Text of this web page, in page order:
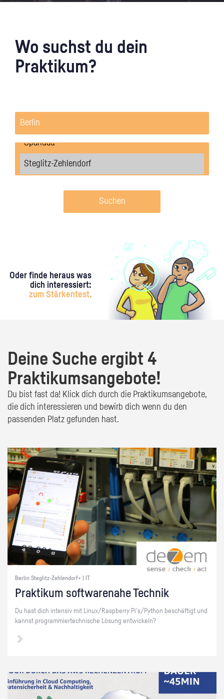
Wo suchst du dein
Praktikum?
Suchen
Oder finde heraus was
dich interessiert:
zum Stärkentest.
Deine Suche ergibt 4
Praktikumsangebote!
Du bist fast da! Klick dich durch die Praktikumsangebote,
die dich interessieren und bewirb dich wenn du den
passenden Platz gefunden hast.
Berlin Steglitz-Zehlendorf+ | IT
Prak­ti­kum soft­ware­na­he Tech­nik
Du hast dich in­ten­siv mit Linux/Raspber­ry Pi's/Py­thon be­schäf­tigt und
kannst pro­gram­mier­tech­ni­sche Lö­sung ent­wi­ckeln?